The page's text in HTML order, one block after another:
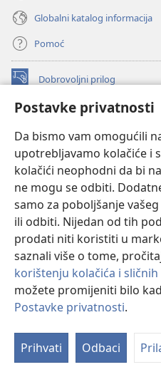
Postavke privatnosti
Da bismo vam omogućili
upotrebljavamo kolačiće i
kolačići neophodni da bi
ne mogu se odbiti.
samo za poboljšanje
ili odbiti. Nijedan od tih
prodati niti koristiti u
saznali više o tome,
korištenju kolačića i
možete promijeniti bilo
Postavke privatnosti.
Prihvati Odbaci
Globalni katalog informacija
Pomoć
Dobrovoljni prilog
(otvara
novi
INTERNETSKA BIBLIOTEKA
se
novi
prozor)
JW Hub
(otvara
se
novi
JW Library
Watchtower Library
Copyright© 2026 Watch Tower
UVJETI KORIŠTENJA|